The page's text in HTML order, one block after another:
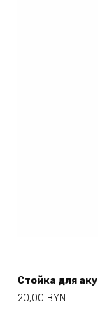
Стойка для
20,00 BYN